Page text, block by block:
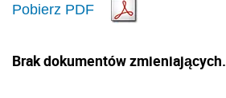
Pobierz PDF
Brak dokumentów zmieniających.